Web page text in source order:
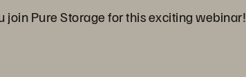
join Pure Storage for this exciting webinar!